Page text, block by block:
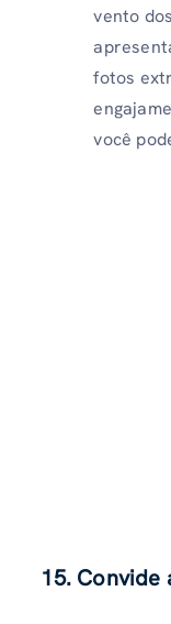
vento
fotos
você
15.